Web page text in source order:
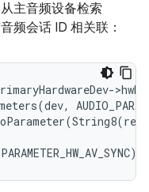
主音频设备检索
频会话 ID 相关联：